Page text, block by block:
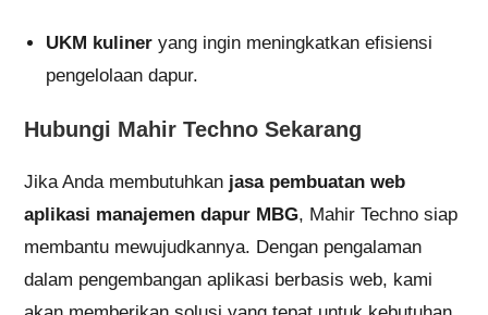
UKM kuliner yang ingin meningkatkan efisiensi
pengelolaan dapur.
Hubungi Mahir Techno Sekarang
Jika Anda membutuhkan jasa pembuatan web
aplikasi manajemen dapur MBG, Mahir Techno siap
membantu mewujudkannya. Dengan pengalaman
dalam pengembangan aplikasi berbasis web, kami